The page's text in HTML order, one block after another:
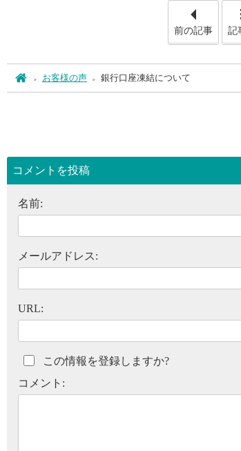
前の記事 記
ホーム
お客様の声 銀行口座凍結について
コメントを投稿
名前:
メールアドレス:
URL:
この情報を登録しますか?
コメント: